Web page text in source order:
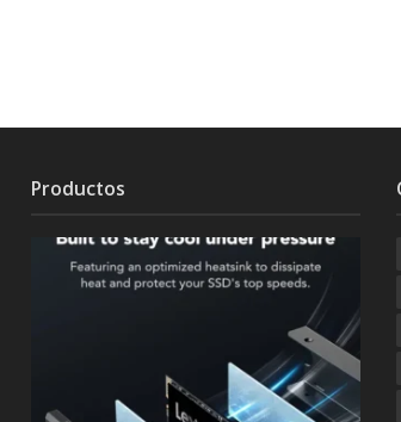
Productos